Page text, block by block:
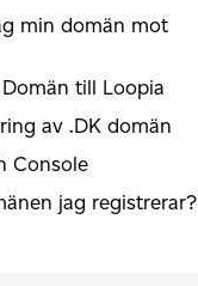
min domän mot
till Loopia
av .DK domän
Console
jag registrerar?